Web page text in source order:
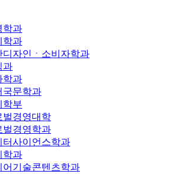
학과
학과
디자인ㆍ소비자학과
과
학과
국문학과
학부
벌경영대학
벌경영학과
터사이언스학과
학과
어기술콘텐츠학과